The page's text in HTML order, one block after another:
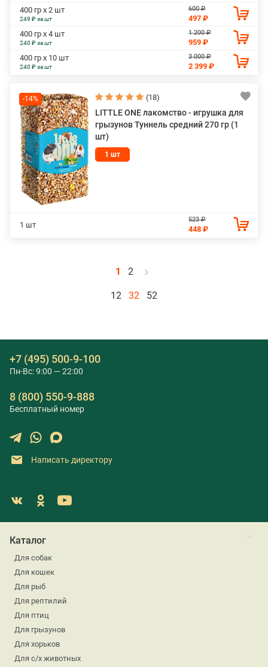
400 гр х 2 шт
249 ₽ за шт
600 ₽
497 ₽
400 гр х 4 шт
240 ₽ за шт
1 200 ₽
959 ₽
400 гр х 10 шт
240 ₽ за шт
3 000 ₽
2 399 ₽
-14% (18)
LITTLE ONE лакомство - игрушка для
грызунов Туннель средний 270 гр (1
шт)
1 шт
1 шт
523 ₽
448 ₽
1 2
12 32 52
+7 (495) 500-9-100
Пн-Вс: 9:00 — 22:00
8 (800) 550-9-888
Бесплатный номер
Написать директору
Каталог
Для собак
Для кошек
Для рыб
Для рептилий
Для птиц
Для грызунов
Для хорьков
Для с/х животных